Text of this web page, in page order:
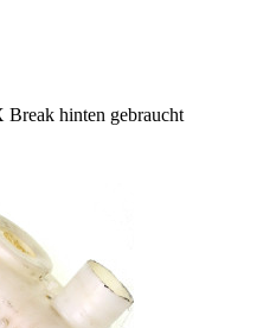
Break hinten gebraucht